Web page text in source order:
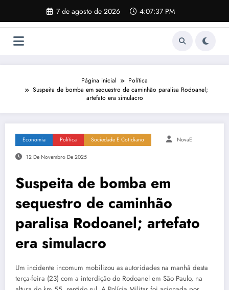
o
7 de agosto de 2026 4:07:38 PM
Página inicial
Política
Suspeita de bomba em sequestro de caminhão paralisa Rodoanel;
artefato era simulacro
Economia Política Sociedade E Cotidiano NovaE
12 De Novembro De 2025
Suspeita de bomba em
sequestro de caminhão
paralisa Rodoanel; artefato
era simulacro
Um incidente incomum mobilizou as autoridades na manhã desta
terça-feira (23) com a interdição do Rodoanel em São Paulo, na